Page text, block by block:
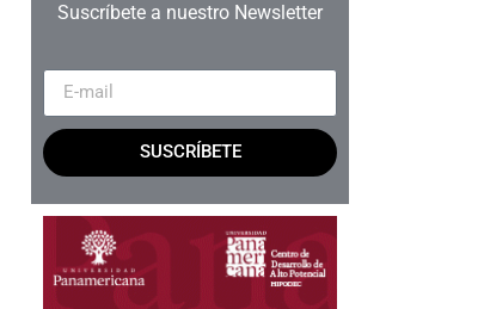
Suscríbete a nuestro Newsletter
SUSCRÍBETE